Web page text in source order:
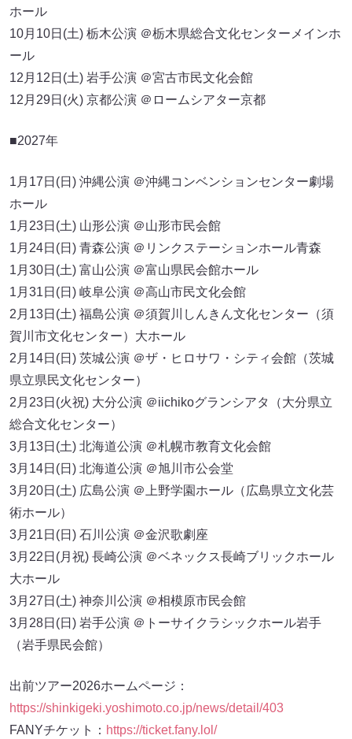
ホール
10月10日(土) 栃木公演 ＠栃木県総合文化センターメインホ
ール
12月12日(土) 岩手公演 ＠宮古市民文化会館
12月29日(火) 京都公演 ＠ロームシアター京都
■2027年
1月17日(日) 沖縄公演 ＠沖縄コンベンションセンター劇場
ホール
1月23日(土) 山形公演 ＠山形市民会館
1月24日(日) 青森公演 ＠リンクステーションホール青森
1月30日(土) 富山公演 ＠富山県民会館ホール
1月31日(日) 岐阜公演 ＠高山市民文化会館
2月13日(土) 福島公演 ＠須賀川しんきん文化センター（須
賀川市文化センター）大ホール
2月14日(日) 茨城公演 ＠ザ・ヒロサワ・シティ会館（茨城
県立県民文化センター）
2月23日(火祝) 大分公演 ＠iichikoグランシアタ（大分県立
総合文化センター）
3月13日(土) 北海道公演 ＠札幌市教育文化会館
3月14日(日) 北海道公演 ＠旭川市公会堂
3月20日(土) 広島公演 ＠上野学園ホール（広島県立文化芸
術ホール）
3月21日(日) 石川公演 ＠金沢歌劇座
3月22日(月祝) 長崎公演 ＠ベネックス長崎ブリックホール
大ホール
3月27日(土) 神奈川公演 ＠相模原市民会館
3月28日(日) 岩手公演 ＠トーサイクラシックホール岩手
（岩手県民会館）
出前ツアー2026ホームページ：
https://shinkigeki.yoshimoto.co.jp/news/detail/403
FANYチケット： https://ticket.fany.lol/